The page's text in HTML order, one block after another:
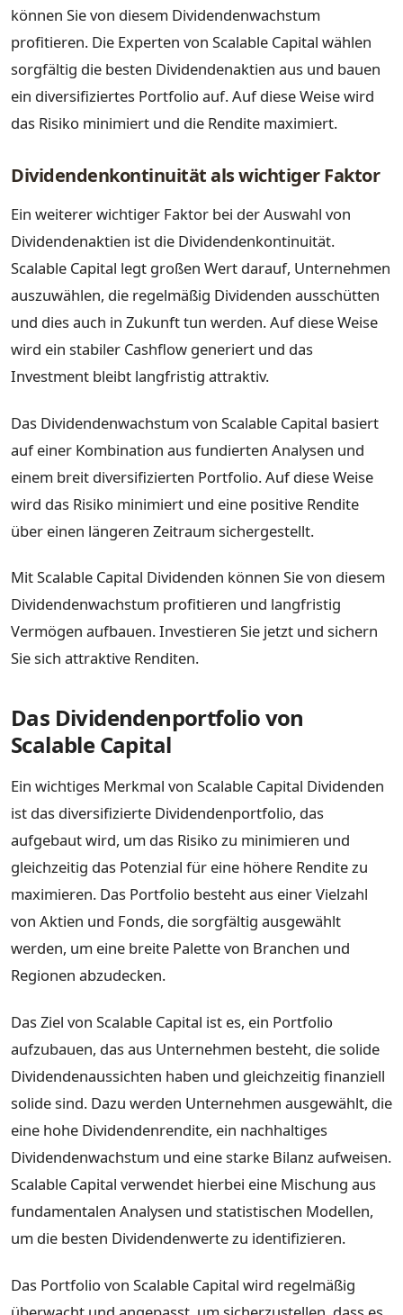
können Sie von diesem Dividendenwachstum
profitieren. Die Experten von Scalable Capital wählen
sorgfältig die besten Dividendenaktien aus und bauen
ein diversifiziertes Portfolio auf. Auf diese Weise wird
das Risiko minimiert und die Rendite maximiert.
Dividendenkontinuität als wichtiger Faktor
Ein weiterer wichtiger Faktor bei der Auswahl von
Dividendenaktien ist die Dividendenkontinuität.
Scalable Capital legt großen Wert darauf, Unternehmen
auszuwählen, die regelmäßig Dividenden ausschütten
und dies auch in Zukunft tun werden. Auf diese Weise
wird ein stabiler Cashflow generiert und das
Investment bleibt langfristig attraktiv.
Das Dividendenwachstum von Scalable Capital basiert
auf einer Kombination aus fundierten Analysen und
einem breit diversifizierten Portfolio. Auf diese Weise
wird das Risiko minimiert und eine positive Rendite
über einen längeren Zeitraum sichergestellt.
Mit Scalable Capital Dividenden können Sie von diesem
Dividendenwachstum profitieren und langfristig
Vermögen aufbauen. Investieren Sie jetzt und sichern
Sie sich attraktive Renditen.
Das Dividendenportfolio von
Scalable Capital
Ein wichtiges Merkmal von Scalable Capital Dividenden
ist das diversifizierte Dividendenportfolio, das
aufgebaut wird, um das Risiko zu minimieren und
gleichzeitig das Potenzial für eine höhere Rendite zu
maximieren. Das Portfolio besteht aus einer Vielzahl
von Aktien und Fonds, die sorgfältig ausgewählt
werden, um eine breite Palette von Branchen und
Regionen abzudecken.
Das Ziel von Scalable Capital ist es, ein Portfolio
aufzubauen, das aus Unternehmen besteht, die solide
Dividendenaussichten haben und gleichzeitig finanziell
solide sind. Dazu werden Unternehmen ausgewählt, die
eine hohe Dividendenrendite, ein nachhaltiges
Dividendenwachstum und eine starke Bilanz aufweisen.
Scalable Capital verwendet hierbei eine Mischung aus
fundamentalen Analysen und statistischen Modellen,
um die besten Dividendenwerte zu identifizieren.
Das Portfolio von Scalable Capital wird regelmäßig